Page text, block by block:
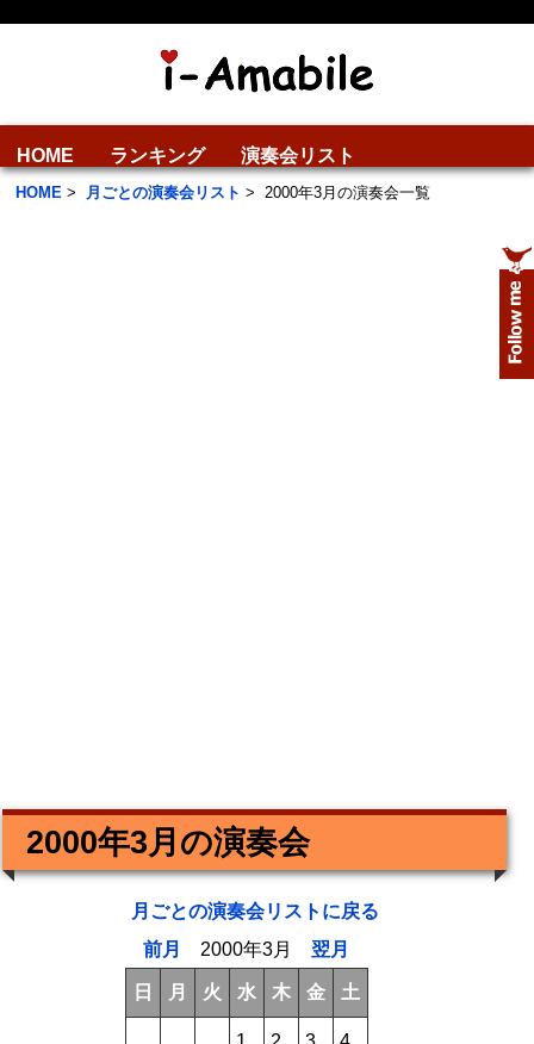
HOME ランキング 演奏会リスト
HOME > 月ごとの演奏会リスト > 2000年3月の演奏会一覧
2000年3月の演奏会
月ごとの演奏会リストに戻る
前月
2000年3月翌月
日 月 火 水 木 金 土